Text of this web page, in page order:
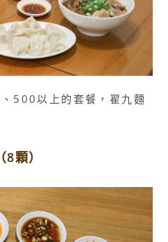
500以上的套餐，翟九麵
顆）